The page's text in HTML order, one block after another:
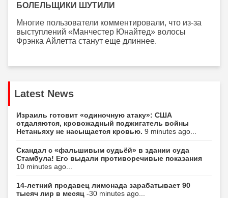
БОЛЕЛЬЩИКИ ШУТИЛИ
Многие пользователи комментировали, что из-за
выступлений «Манчестер Юнайтед» волосы
Фрэнка Айлетта станут еще длиннее.
Latest News
Израиль готовит «одиночную атаку»: США
отдаляются, кровожадный поджигатель войны
Нетаньяху не насыщается кровью. 9 minutes ago...
Скандал с «фальшивым судьёй» в здании суда
Стамбула! Его выдали противоречивые показания
10 minutes ago...
14-летний продавец лимонада зарабатывает 90
тысяч лир в месяц -30 minutes ago...